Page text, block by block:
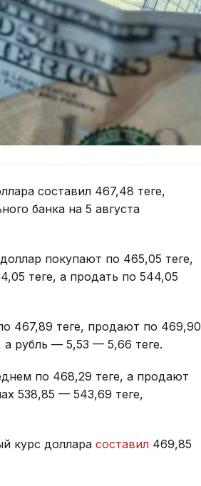
составил 467,48 теңге,
банка на 5 августа
покупают по 465,05 теңге,
теңге, а продать по 544,05
467,89 теңге, продают по 469,90
а рубль — 5,53 — 5,66 теңге.
по 468,29 теңге, а продают
538,85 — 543,69 теңге,
курс доллара составил 469,85